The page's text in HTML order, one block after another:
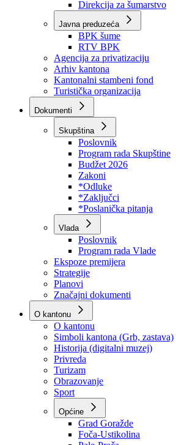
Direkcije
Direkcija za robne rezerve
Direkcija za ceste
Direkcija za šumarstvo
Javna preduzeća
BPK šume
RTV BPK
Agencija za privatizaciju
Arhiv kantona
Kantonalni stambeni fond
Turistička organizacija
Dokumenti
Skupština
Poslovnik
Program rada Skupštine
Budžet 2026
Zakoni
*Odluke
*Zaključci
*Poslanička pitanja
Vlada
Poslovnik
Program rada Vlade
Ekspoze premijera
Strategije
Planovi
Značajni dokumenti
O kantonu
O kantonu
Simboli kantona (Grb, zastava)
Historija (digitalni muzej)
Privreda
Turizam
Obrazovanje
Sport